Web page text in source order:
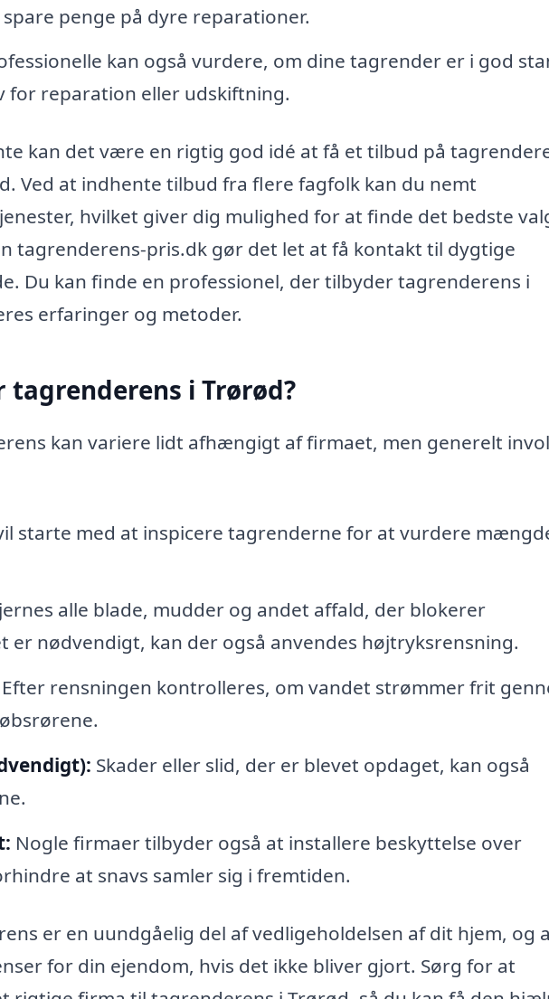
penge på dyre reparationer.
kan også vurdere, om dine tagrender er i god
for reparation eller udskiftning.
kan det være en rigtig god idé at få et tilbud på
Ved at indhente tilbud fra flere fagfolk kan du nemt
hvilket giver dig mulighed for at finde det bedste
tagrenderens-pris.dk gør det let at få kontakt til dygtige
Du kan finde en professionel, der tilbyder tagrenderens i
erfaringer og metoder.
i Trørød?
kan variere lidt afhængigt af firmaet, men generelt
starte med at inspicere tagrenderne for at vurdere
alle blade, mudder og andet affald, der blokerer
er nødvendigt, kan der også anvendes højtryksrensning.
Efter rensningen kontrolleres, om vandet strømmer frit
Skader eller slid, der er blevet opdaget, kan også
Nogle firmaer tilbyder også at installere beskyttelse over
at snavs samler sig i fremtiden.
er en uundgåelig del af vedligeholdelsen af dit hjem, og
for din ejendom, hvis det ikke bliver gjort. Sørg for at